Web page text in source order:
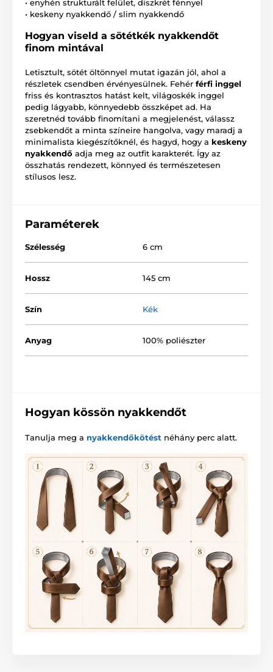
• enyhén strukturált felület, diszkrét fénnyel
• keskeny nyakkendő / slim nyakkendő
Hogyan viseld a sötétkék nyakkendőt
finom mintával
Letisztult, sötét öltönnyel mutat igazán jól, ahol a
részletek csendben érvényesülnek. Fehér férfi inggel
friss és kontrasztos hatást kelt, világoskék inggel
pedig lágyabb, könnyedebb összképet ad. Ha
szeretnéd tovább finomítani a megjelenést, válassz
zsebkendőt a minta színeire hangolva, vagy maradj a
minimalista kiegészítőknél, és hagyd, hogy a keskeny
nyakkendő adja meg az outfit karakterét. Így az
összhatás rendezett, könnyed és természetesen
stílusos lesz.
Paraméterek
Szélesség 6 cm
Hossz 145 cm
Szín Kék
Anyag 100% poliészter
Hogyan kössön nyakkendőt
Tanulja meg a nyakkendőkötést néhány perc alatt.